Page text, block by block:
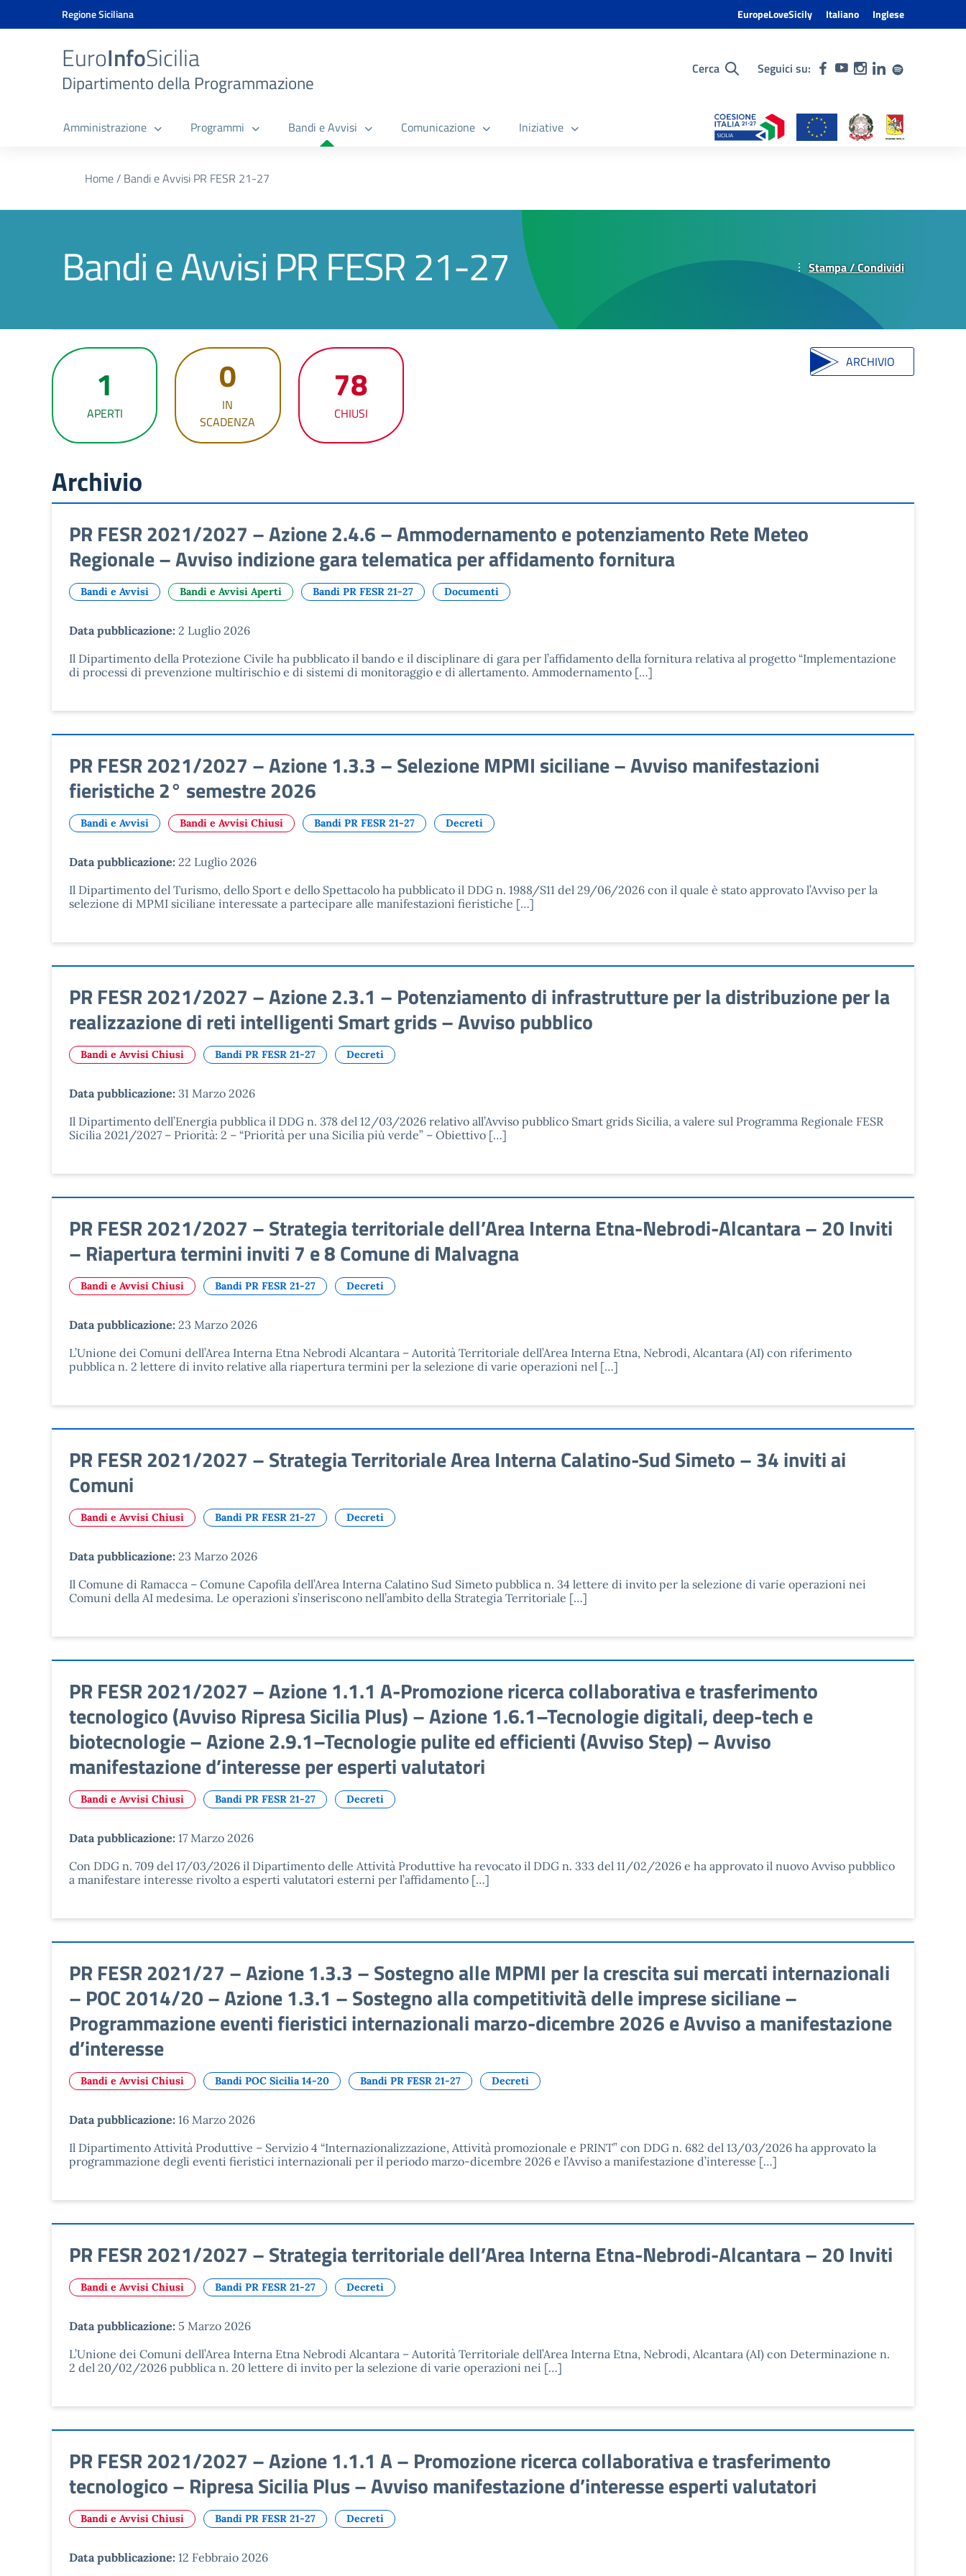
Vai ai contenuti
Vai al menu di navigazione
Vai al banner delle Cookie Policy
Regione Siciliana EuropeLoveSicily Italiano Inglese
EuroInfoSicilia
Dipartimento della Programmazione
Cerca Seguici su:
Amministrazione Programmi Bandi e Avvisi Comunicazione Iniziative
Home/ Bandi e Avvisi PR FESR 21-27
Bandi e Avvisi PR FESR 21-27 Stampa / Condividi
1
APERTI
0
IN
SCADENZA
78
CHIUSI
ARCHIVIO
Archivio
PR FESR 2021/2027 – Azione 2.4.6 – Ammodernamento e potenziamento Rete Meteo
Regionale – Avviso indizione gara telematica per affidamento fornitura
Bandi e Avvisi Bandi e Avvisi Aperti Bandi PR FESR 21-27 Documenti
Data pubblicazione: 2 Luglio 2026
Il Dipartimento della Protezione Civile ha pubblicato il bando e il disciplinare di gara per l’affidamento della fornitura relativa al progetto “Implementazione
di processi di prevenzione multirischio e di sistemi di monitoraggio e di allertamento. Ammodernamento […]
PR FESR 2021/2027 – Azione 1.3.3 – Selezione MPMI siciliane – Avviso manifestazioni
fieristiche 2° semestre 2026
Bandi e Avvisi Bandi e Avvisi Chiusi Bandi PR FESR 21-27 Decreti
Data pubblicazione: 22 Luglio 2026
Il Dipartimento del Turismo, dello Sport e dello Spettacolo ha pubblicato il DDG n. 1988/S11 del 29/06/2026 con il quale è stato approvato l’Avviso per la
selezione di MPMI siciliane interessate a partecipare alle manifestazioni fieristiche […]
PR FESR 2021/2027 – Azione 2.3.1 – Potenziamento di infrastrutture per la distribuzione per la
realizzazione di reti intelligenti Smart grids – Avviso pubblico
Bandi e Avvisi Chiusi Bandi PR FESR 21-27 Decreti
Data pubblicazione: 31 Marzo 2026
Il Dipartimento dell’Energia pubblica il DDG n. 378 del 12/03/2026 relativo all’Avviso pubblico Smart grids Sicilia, a valere sul Programma Regionale FESR
Sicilia 2021/2027 – Priorità: 2 – “Priorità per una Sicilia più verde” – Obiettivo […]
PR FESR 2021/2027 – Strategia territoriale dell’Area Interna Etna-Nebrodi-Alcantara – 20 Inviti
– Riapertura termini inviti 7 e 8 Comune di Malvagna
Bandi e Avvisi Chiusi Bandi PR FESR 21-27 Decreti
Data pubblicazione: 23 Marzo 2026
L’Unione dei Comuni dell’Area Interna Etna Nebrodi Alcantara – Autorità Territoriale dell’Area Interna Etna, Nebrodi, Alcantara (AI) con riferimento
pubblica n. 2 lettere di invito relative alla riapertura termini per la selezione di varie operazioni nel […]
PR FESR 2021/2027 – Strategia Territoriale Area Interna Calatino-Sud Simeto – 34 inviti ai
Comuni
Bandi e Avvisi Chiusi Bandi PR FESR 21-27 Decreti
Data pubblicazione: 23 Marzo 2026
Il Comune di Ramacca – Comune Capofila dell’Area Interna Calatino Sud Simeto pubblica n. 34 lettere di invito per la selezione di varie operazioni nei
Comuni della AI medesima. Le operazioni s’inseriscono nell’ambito della Strategia Territoriale […]
PR FESR 2021/2027 – Azione 1.1.1 A-Promozione ricerca collaborativa e trasferimento
tecnologico (Avviso Ripresa Sicilia Plus) – Azione 1.6.1–Tecnologie digitali, deep-tech e
biotecnologie – Azione 2.9.1–Tecnologie pulite ed efficienti (Avviso Step) – Avviso
manifestazione d’interesse per esperti valutatori
Bandi e Avvisi Chiusi Bandi PR FESR 21-27 Decreti
Data pubblicazione: 17 Marzo 2026
Con DDG n. 709 del 17/03/2026 il Dipartimento delle Attività Produttive ha revocato il DDG n. 333 del 11/02/2026 e ha approvato il nuovo Avviso pubblico
a manifestare interesse rivolto a esperti valutatori esterni per l’affidamento […]
PR FESR 2021/27 – Azione 1.3.3 – Sostegno alle MPMI per la crescita sui mercati internazionali
– POC 2014/20 – Azione 1.3.1 – Sostegno alla competitività delle imprese siciliane –
Programmazione eventi fieristici internazionali marzo-dicembre 2026 e Avviso a manifestazione
d’interesse
Bandi e Avvisi Chiusi Bandi POC Sicilia 14-20 Bandi PR FESR 21-27 Decreti
Data pubblicazione: 16 Marzo 2026
Il Dipartimento Attività Produttive – Servizio 4 “Internazionalizzazione, Attività promozionale e PRINT” con DDG n. 682 del 13/03/2026 ha approvato la
programmazione degli eventi fieristici internazionali per il periodo marzo-dicembre 2026 e l’Avviso a manifestazione d’interesse […]
PR FESR 2021/2027 – Strategia territoriale dell’Area Interna Etna-Nebrodi-Alcantara – 20 Inviti
Bandi e Avvisi Chiusi Bandi PR FESR 21-27 Decreti
Data pubblicazione: 5 Marzo 2026
L’Unione dei Comuni dell’Area Interna Etna Nebrodi Alcantara – Autorità Territoriale dell’Area Interna Etna, Nebrodi, Alcantara (AI) con Determinazione n.
2 del 20/02/2026 pubblica n. 20 lettere di invito per la selezione di varie operazioni nei […]
PR FESR 2021/2027 – Azione 1.1.1 A – Promozione ricerca collaborativa e trasferimento
tecnologico – Ripresa Sicilia Plus – Avviso manifestazione d’interesse esperti valutatori
Bandi e Avvisi Chiusi Bandi PR FESR 21-27 Decreti
Data pubblicazione: 12 Febbraio 2026